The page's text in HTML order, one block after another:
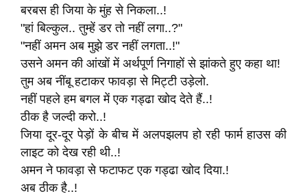
बरबस ही जिया के मुंह से निकला..!
"हां बिल्कुल.. तुम्हें डर तो नहीं लगा..?"
"नहीं अमन अब मुझे डर नहीं लगता..!"
उसने अमन की आंखों में अर्थपूर्ण निगाहों से झांकते हुए कहा था!
तुम अब नींबू हटाकर फावड़ा से मिट्टी उड़ेलो.
नहीं पहले हम बगल में एक गड्ढा खोद देते हैं..!
ठीक है जल्दी करो..!
जिया दूर-दूर पेड़ों के बीच में अलपझलप हो रही फार्म हाउस की
लाइट को देख रही थी..!
अमन ने फावड़ा से फटाफट एक गड्ढा खोद दिया.!
अब ठीक है..!